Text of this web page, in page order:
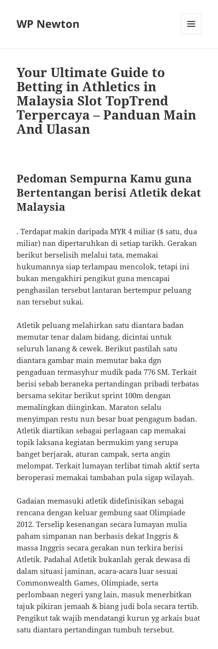
WP Newton
Your Ultimate Guide to
Betting in Athletics in
Malaysia Slot TopTrend
Terpercaya – Panduan Main
And Ulasan
Pedoman Sempurna Kamu guna
Bertentangan berisi Atletik dekat
Malaysia
. Terdapat makin daripada MYR 4 miliar ($ satu, dua
miliar) nan dipertaruhkan di setiap tarikh. Gerakan
berikut berselisih melalui tata, memakai
hukumannya siap terlampau mencolok, tetapi ini
bukan mengakhiri pengikut guna mencapai
penghasilan tersebut lantaran bertempur peluang
nan tersebut sukai.
Atletik peluang melahirkan satu diantara badan
memutar tenar dalam bidang, dicintai untuk
seluruh lanang & cewek. Berikut pastilah satu
diantara gambar main memutar baka dgn
pengaduan termasyhur mudik pada 776 SM. Terkait
berisi sebab beraneka pertandingan pribadi terbatas
bersama sekitar berikut sprint 100m dengan
memalingkan diinginkan. Maraton selalu
menyimpan restu nun besar buat pengagum badan.
Atletik diartikan sebagai perlagaan cap memakai
topik laksana kegiatan bermukim yang serupa
banget berjarak, aturan campak, serta angin
melompat. Terkait lumayan terlibat timah aktif serta
beroperasi memakai tambahan pula sigap wilayah.
Gadaian memasuki atletik didefinisikan sebagai
rencana dengan keluar gembung saat Olimpiade
2012. Terselip kesenangan secara lumayan mulia
paham simpanan nan berbasis dekat Inggris &
massa Inggris secara gerakan nun terkira berisi
Atletik. Padahal Atletik bukanlah gerak dewasa di
dalam situasi jaminan, acara-acara luar sesuai
Commonwealth Games, Olimpiade, serta
perlombaan negeri yang lain, masuk menerbitkan
tajuk pikiran jemaah & biang judi bola secara tertib.
Pengikut tak wajib mendatangi kurun yg arkais buat
satu diantara pertandingan tumbuh tersebut.